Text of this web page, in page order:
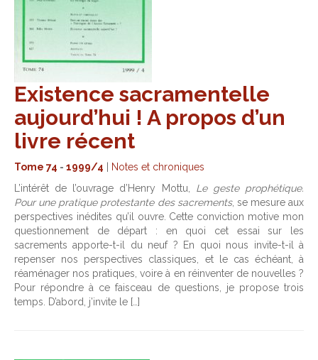
Existence sacramentelle
aujourd’hui ! A propos d’un
livre récent
Tome 74 - 1999/4
Notes et chroniques
L’intérêt de l’ouvrage d’Henry Mottu, Le geste prophétique.
Pour une pratique protestante des sacrements, se mesure aux
perspectives inédites qu’il ouvre. Cette conviction motive mon
questionnement de départ : en quoi cet essai sur les
sacrements apporte-t-il du neuf ? En quoi nous invite-t-il à
repenser nos perspectives classiques, et le cas échéant, à
réaménager nos pratiques, voire à en réinventer de nouvelles ?
Pour répondre à ce faisceau de questions, je propose trois
temps. D’abord, j’invite le […]